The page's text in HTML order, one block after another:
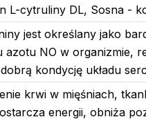
poniżej 3 roku życia.
w temperaturze
i młodzieży w
laktozy.
L-cytruliny DL, Sosna -
jest określany jako
azotu NO w organizmie,
kondycję układu
krwi w mięśniach,
energii, obniża